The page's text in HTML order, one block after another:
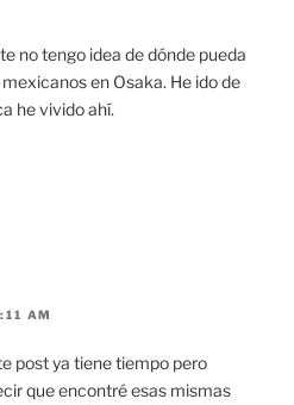
no tengo idea de dónde pueda
en Osaka. He ido de
he vivido ahí.
AM
post ya tiene tiempo pero
que encontré esas mismas